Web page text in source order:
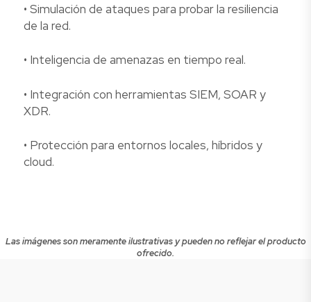
• Simulación de ataques para probar la resiliencia
de la red.
• Inteligencia de amenazas en tiempo real.
• Integración con herramientas SIEM, SOAR y
XDR.
• Protección para entornos locales, híbridos y
cloud.
Las imágenes son meramente ilustrativas y pueden no reflejar el producto
ofrecido.